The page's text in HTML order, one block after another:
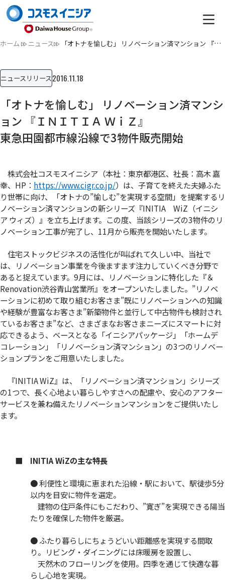
ホーム ニュース 「オトナを愉しむ」 リノベーション済マンション 『ＩＮＩＴＩ…
ニュースリリース2016.11.18
「オトナを愉しむ」 リノベーション済マンシ
ョン 『ＩＮＩＴＩＡ ＷｉＺ』
東急田園都市線沿線で3物件販売開始
株式会社コスモスイニシア（本社：東京都港区、社長：高木 嘉
幸、HP： https://www.cigr.co.jp/）は、子育てを終えた夫婦ふた
り世帯に向け、「オトナの”愉しむ”を実現する空間」を提案するリ
ノベーション済マンションの新シリーズ『INITIA WiZ（イニシ
ア ウィズ）』を立ち上げます。この度、当該シリーズの3物件のリ
ノベーション工事が完了し、11月から販売を開始いたします。
住宅ストックビジネスの活性化が叫ばれて久しい中、当社で
は、リノベーション事業を今後ますます注力していくべき分野で
あると捉えています。9月には、リノベーションに特化した『＆
Renovation渋谷青山営業所』をオープンいたしました。”リノベ
ーションに初めて取り組むお客さま”既にリノベーションへの知識
や経験が豊富なお客さま”新築物件と並行して中古物件も検討され
ているお客さま”など、さまざまなお客さまニーズにスマートに対
応できるよう、ベースとなる「イニシアパッケージ」「ホームデ
コレーション」「リノベーション済マンション」の3つのリノベー
ションプランをご用意いたしました。
『INITIA WiZ』は、「リノベーション済マンション」シリーズ
の1つで、長く心地よい暮らしやすさへの配慮や、安心のアフター
サービスを兼ね備えたリノベーションマンションをご提供いたし
ます。
■ INITIA WiZの主な特長
● 利便性と環境に恵まれた沿線・駅において、駅徒歩5分
以内を目安に物件を選定。
建物の住戸条件にもこだわり、”寛ぎ”を実現できる陽当
たりを確保した物件を厳選。
● ふたり暮らしにちょうどいい距離感を実現する間取
り。リビング・ダイニングには床暖房を設置し、
天然木のフローリングを使用。四季を通じて快適な暮
らし心地を実現。